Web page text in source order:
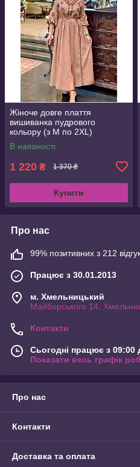
Жіноче довге плаття
вишиванка пудрового
кольору (з M по 2XL)
В наявності
1 220 ₴ 1 370 ₴
Купити
Про нас
99% позитивних з 212
Працює з 30.01.2013
м. Хмельницький
Майборського 14,
Контакти
Сьогодні працює з 09:00
Показати весь графік
Про нас
Контакти
Доставка та оплата